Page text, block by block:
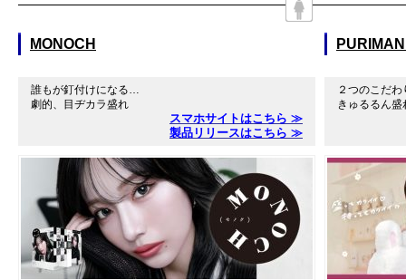
MONOCH
誰もが釘付けになる…
劇的、目ヂカラ盛れ
スマホサイトはこちら ≫
製品リリースはこちら ≫
２つのこだ
きゅるるん盛